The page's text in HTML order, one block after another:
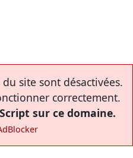
site sont désactivées.
correctement.
sur ce domaine.